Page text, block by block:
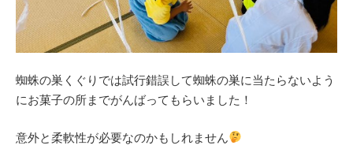
蜘蛛の巣くぐりでは試行錯誤して蜘蛛の巣に当たらないよう
にお菓子の所までがんばってもらいました！
意外と柔軟性が必要なのかもしれません